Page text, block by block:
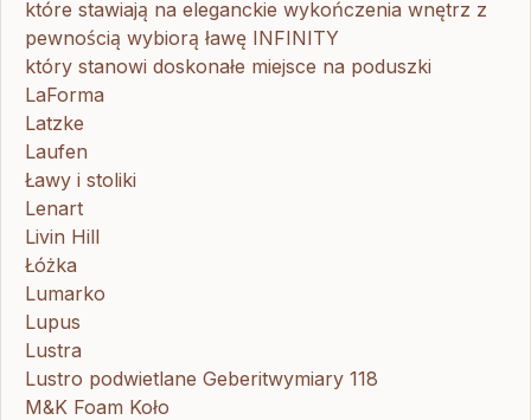
które stawiają na eleganckie wykończenia wnętrz z
pewnością wybiorą ławę INFINITY
który stanowi doskonałe miejsce na poduszki
LaForma
Latzke
Laufen
Ławy i stoliki
Lenart
Livin Hill
Łóżka
Lumarko
Lupus
Lustra
Lustro podwietlane Geberitwymiary 118
M&K Foam Koło